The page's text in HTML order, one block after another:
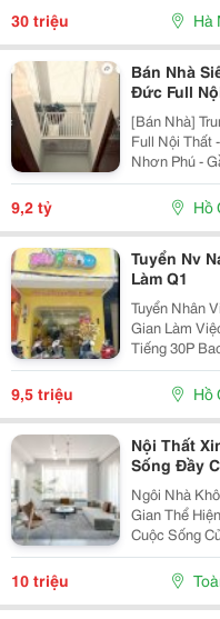
Mặt Tiền
30 triệu Hà
Bán Nhà
Đức Full
[Bán Nhà]
Full Nội Thất
Nhơn Phú - Gần
Lý Tưởng:
80M2).
9,2 tỷ Hồ
Tuyển Nv
Làm Q1
Tuyển Nhân
Gian Làm Việc : 10G00
Tiếng 30P Bao Cơm Trưa )
Theo Năng Lực ) Mô Tả Công Việc: -
Dụng Được
9,5 triệu Hồ
Nội Thất
Sống Đầy
Ngôi Nhà
Gian Thể
Cuộc Sống
Chọn Nội
Nhiều
Sống Trở...
10 triệu